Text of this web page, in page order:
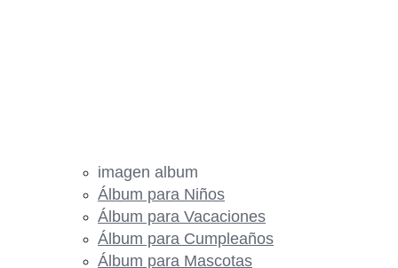
imagen album
Álbum para Niños
Álbum para Vacaciones
Álbum para Cumpleaños
Álbum para Mascotas